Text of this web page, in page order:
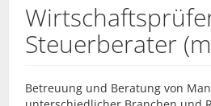
Steuerberater
Betreuung und Beratung von